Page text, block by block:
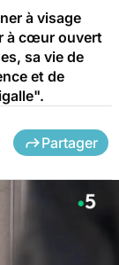
à visage
à cœur ouvert
sa vie de
et de
Partager